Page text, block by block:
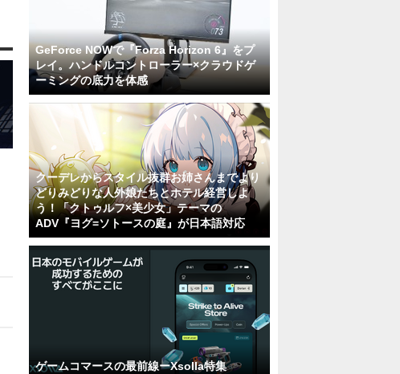
GeForce NOWで『Forza Horizon 6』をプ
レイ。ハンドルコントローラー×クラウドゲ
ーミングの底力を体感
クーデレからスタイル抜群お姉さんまでより
どりみどりな人外娘たちとホテル経営しよ
う！「クトゥルフ×美少女」テーマの
ADV『ヨグ=ソトースの庭』が日本語対応
ゲームコマースの最前線ーXsolla特集